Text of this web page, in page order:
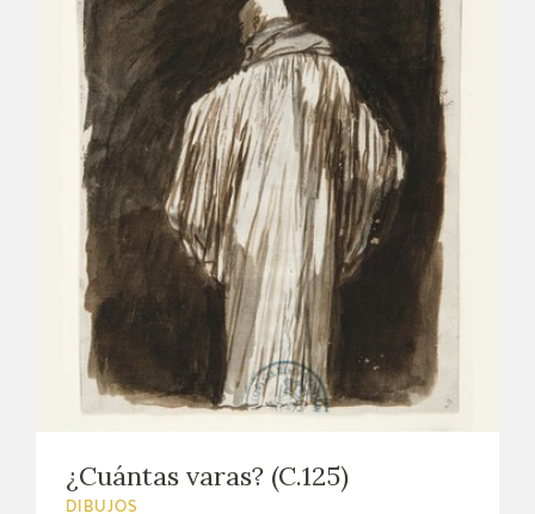
¿Cuántas varas? (C.125)
DIBUJOS